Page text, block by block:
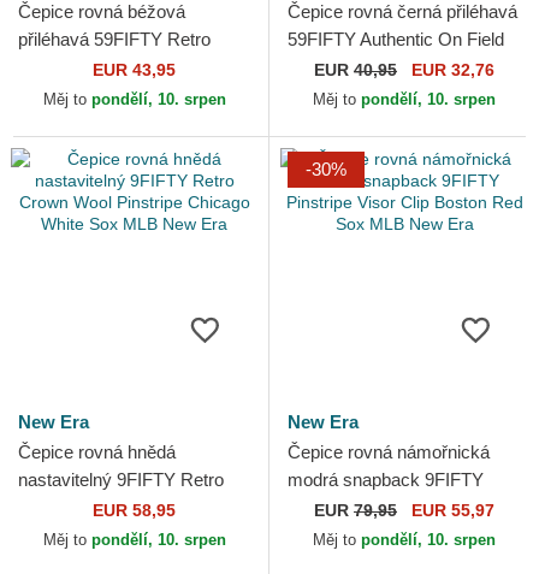
Čepice rovná béžová
přiléhavá 59FIFTY Retro
Crown Linen Chicago White
Sox MLB New Era
EUR 43,95
Měj to pondělí, 10. srpen
Čepice rovná černá přiléhavá
59FIFTY Authentic On Field
Game Chicago White Sox
MLB New Era
EUR 40,95 EUR 32,76
Měj to pondělí, 10. srpen
New Era
Čepice rovná hnědá
nastavitelný 9FIFTY Retro
Crown Wool Pinstripe
Chicago White Sox MLB
EUR 58,95
Měj to pondělí, 10. srpen
-30%
New Era
Čepice rovná námořnická
modrá snapback 9FIFTY
Pinstripe Visor Clip Boston
Red Sox MLB New Era
EUR 79,95 EUR 55,97
Měj to pondělí, 10. srpen